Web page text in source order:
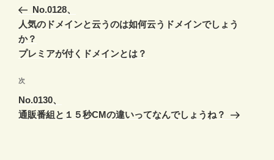
ナ
ビ
ゲ
シ
ョ
ン
の
投
稿
No.0128、
人気のドメインと云うのは如何云うドメインでしょう
か？
プレミアが付くドメインとは？
次
の
投
次
No.0130、
通販番組と１５秒CMの違いってなんでしょうね？